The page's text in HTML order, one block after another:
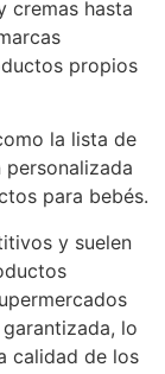
cremas hasta
propios
la lista de
para bebés.
y suelen
lo
calidad de los